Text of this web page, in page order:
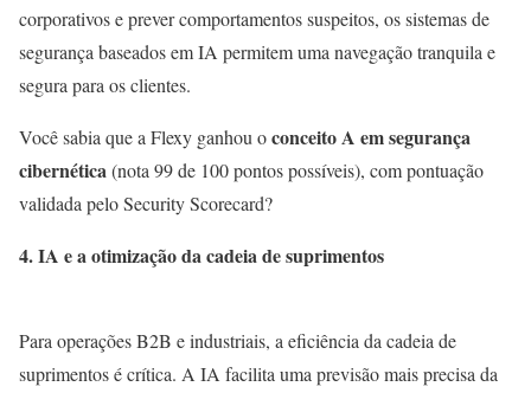
corporativos e prever comportamentos suspeitos, os sistemas de
segurança baseados em IA permitem uma navegação tranquila e
segura para os clientes.
Você sabia que a Flexy ganhou oconceito A em segurança
cibernética(nota 99 de 100 pontos possíveis), com pontuação
validada pelo Security Scorecard?
4. IA e a otimização da cadeia de suprimentos
Para operações B2B e industriais, a eficiência da cadeia de
suprimentos é crítica. A IA facilita uma previsão mais precisa da